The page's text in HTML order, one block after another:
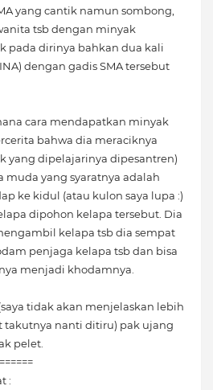
yang cantik namun sombong,
tsb dengan minyak
pada dirinya bahkan dua kali
dengan gadis SMA tersebut
cara mendapatkan minyak
bahwa dia meraciknya
yang dipelajarinya dipesantren)
yang syaratnya adalah
ke kidul (atau kulon saya lupa :)
dipohon kelapa tersebut. Dia
kelapa tsb dia sempat
penjaga kelapa tsb dan bisa
menjadi khodamnya.
tidak akan menjelaskan lebih
takutnya nanti ditiru) pak ujang
pelet.
: